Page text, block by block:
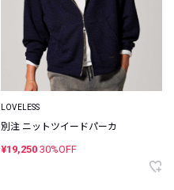
LOVELESS
別注 ニットツイードパーカ
¥19,250 30%OFF